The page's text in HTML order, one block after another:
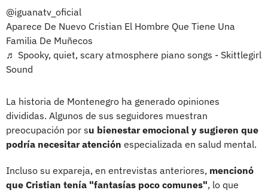
@iguanatv_oficial
Aparece De Nuevo Cristian El Hombre Que Tiene Una
Familia De Muñecos
♬ Spooky, quiet, scary atmosphere piano songs - Skittlegirl
Sound
La historia de Montenegro ha generado opiniones
divididas. Algunos de sus seguidores muestran
preocupación por su bienestar emocional y sugieren que
podría necesitar atención especializada en salud mental.
Incluso su expareja, en entrevistas anteriores, mencionó
que Cristian tenía "fantasías poco comunes", lo que